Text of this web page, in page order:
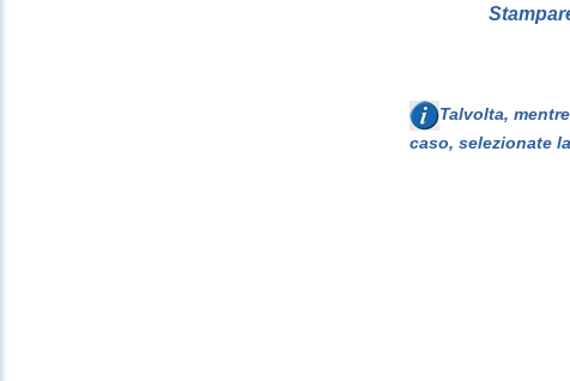
Talvolta,
caso, selezionate